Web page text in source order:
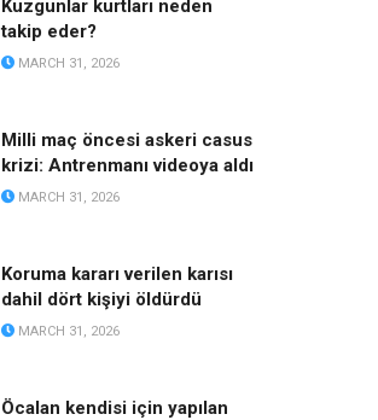
Kuzgunlar kurtları neden
takip eder?
MARCH 31, 2026
Milli maç öncesi askeri casus
krizi: Antrenmanı videoya aldı
MARCH 31, 2026
Koruma kararı verilen karısı
dahil dört kişiyi öldürdü
MARCH 31, 2026
Öcalan kendisi için yapılan